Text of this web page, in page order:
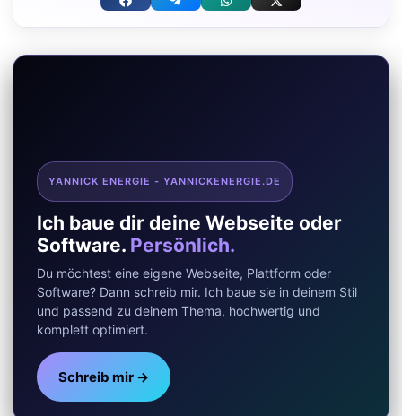
F
o
k
T
r
m
W
A
p
X
t
e
)
YANNICK ENERGIE - YANNICKENERGIE.DE
Ich baue dir deine Webseite oder
Software. Persönlich.
Du möchtest eine eigene Webseite, Plattform oder
Software? Dann schreib mir. Ich baue sie in deinem Stil
und passend zu deinem Thema, hochwertig und
komplett optimiert.
Schreib mir →